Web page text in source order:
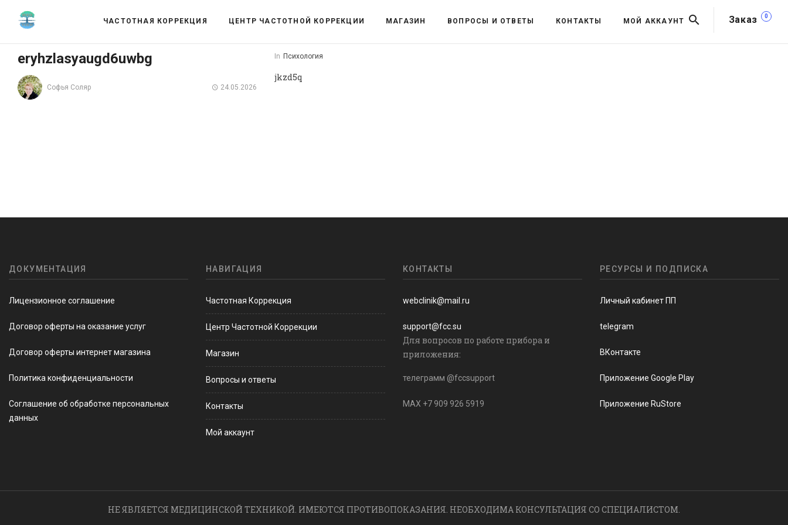
Заказ 0
ЧАСТОТНАЯ КОРРЕКЦИЯ ЦЕНТР ЧАСТОТНОЙ КОРРЕКЦИИ МАГАЗИН ВОПРОСЫ И ОТВЕТЫ КОНТАКТЫ МОЙ АККАУНТ
eryhzlasyaugd6uwbg
Софья Соляр 24.05.2026
In Психология
jkzd5q
ДОКУМЕНТАЦИЯ
Лицензионное соглашение
Договор оферты на оказание услуг
Договор оферты интернет магазина
Политика конфиденциальности
Соглашение об обработке персональных
данных
НАВИГАЦИЯ
Частотная Коррекция
Центр Частотной Коррекции
Магазин
Вопросы и ответы
Контакты
Мой аккаунт
КОНТАКТЫ
webclinik@mail.ru
support@fcc.su
Для вопросов по работе прибора и
приложения:
телеграмм @fccsupport
MAX +7 909 926 5919
РЕСУРСЫ И ПОДПИСКА
Личный кабинет ПП
telegram
ВКонтакте
Приложение Google Play
Приложение RuStore
НЕ ЯВЛЯЕТСЯ МЕДИЦИНСКОЙ ТЕХНИКОЙ. ИМЕЮТСЯ ПРОТИВОПОКАЗАНИЯ. НЕОБХОДИМА КОНСУЛЬТАЦИЯ СО СПЕЦИАЛИСТОМ.